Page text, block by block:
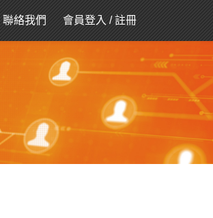
聯絡我們 會員登入/註冊